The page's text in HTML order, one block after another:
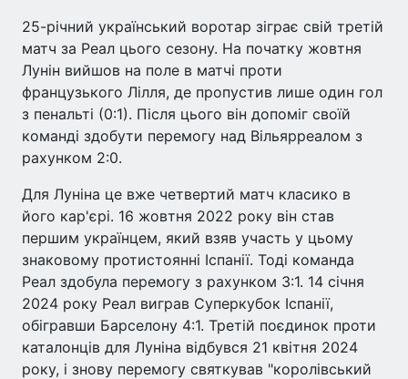
25-річний український воротар зіграє свій третій
матч за Реал цього сезону. На початку жовтня
Лунін вийшов на поле в матчі проти
французького Лілля, де пропустив лише один гол
з пенальті (0:1). Після цього він допоміг своїй
команді здобути перемогу над Вільярреалом з
рахунком 2:0.
Для Луніна це вже четвертий матч класико в
його кар'єрі. 16 жовтня 2022 року він став
першим українцем, який взяв участь у цьому
знаковому протистоянні Іспанії. Тоді команда
Реал здобула перемогу з рахунком 3:1. 14 січня
2024 року Реал виграв Суперкубок Іспанії,
обігравши Барселону 4:1. Третій поєдинок проти
каталонців для Луніна відбувся 21 квітня 2024
року, і знову перемогу святкував "королівський